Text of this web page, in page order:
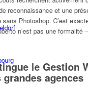
reconnaissance et une
Photoshop. C’est
n’est pas une formalité
le Gestion
agences